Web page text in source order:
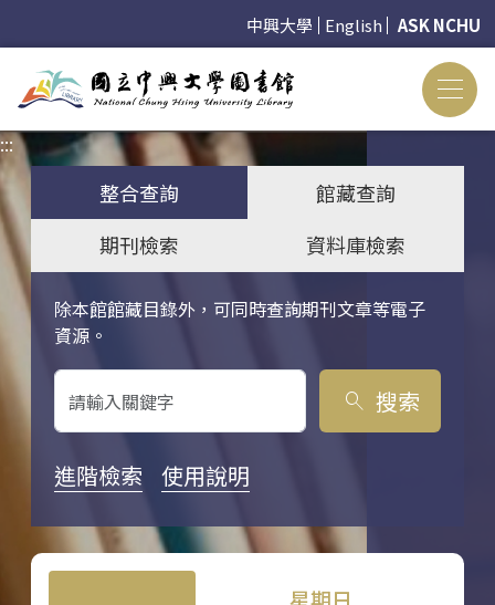
中興大學 English ASK NCHU
:::
整合查詢
館藏查詢
期刊檢索
資料庫檢索
除本館館藏目錄外，可同時查詢期刊文章等電子
資源。
關鍵字搜尋
search 搜索
進階檢索 使用說明
星期日